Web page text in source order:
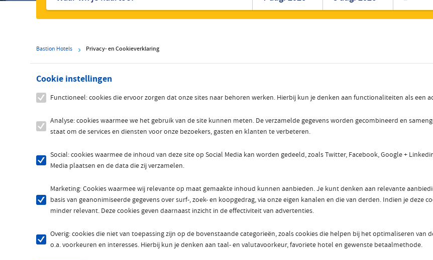
Roemeens Turks
Bastion Hotels Privacy- en Cookieverklaring
Cookie instellingen
Functioneel: cookies die ervoor zorgen dat onze sites naar behoren werken. Hierbij kun je denken aan functionaliteiten als een
Analyse: cookies waarmee we het gebruik van de site kunnen meten. De verzamelde gegevens worden gecombineerd en
staat om de services en diensten voor onze bezoekers, gasten en klanten te verbeteren.
Social: cookies waarmee de inhoud van deze site op Social Media kan worden gedeeld, zoals Twitter, Facebook, Google +
Media plaatsen en de data die zij verzamelen.
Marketing: Cookies waarmee wij relevante op maat gemaakte inhoud kunnen aanbieden. Je kunt denken aan relevante
basis van geanonimiseerde gegevens over surf-, zoek- en koopgedrag, via onze eigen kanalen en die van derden. Indien je deze
minder relevant. Deze cookies geven daarnaast inzicht in de effectiviteit van advertenties.
Overig: cookies die niet van toepassing zijn op de bovenstaande categorieën, zoals cookies die helpen bij het optimaliseren
o.a. voorkeuren en interesses. Hierbij kun je denken aan taal- en valutavoorkeur, favoriete hotel en gewenste betaalmethode.